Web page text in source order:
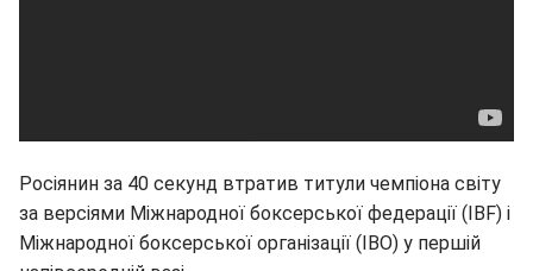
Росіянин за 40 секунд втратив титули чемпіона світу
за версіями Міжнародної боксерської федерації (IBF) і
Міжнародної боксерської організації (IBO) у першій